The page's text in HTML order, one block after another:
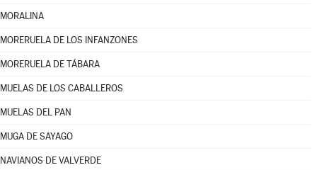
MORALINA
MORERUELA DE LOS INFANZONES
MORERUELA DE TÁBARA
MUELAS DE LOS CABALLEROS
MUELAS DEL PAN
MUGA DE SAYAGO
NAVIANOS DE VALVERDE